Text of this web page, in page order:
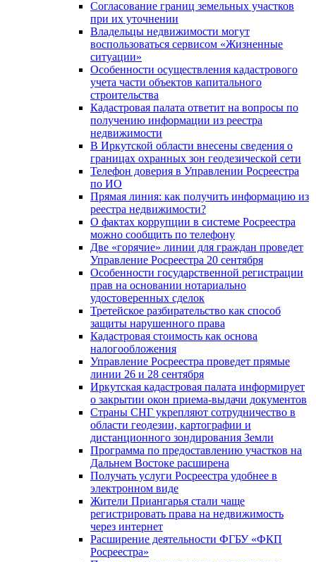
Согласование границ земельных участков
при их уточнении
Владельцы недвижимости могут
воспользоваться сервисом «Жизненные
ситуации»
Особенности осуществления кадастрового
учета части объектов капитального
строительства
Кадастровая палата ответит на вопросы по
получению информации из реестра
недвижимости
В Иркутской области внесены сведения о
границах охранных зон геодезической сети
Телефон доверия в Управлении Росреестра
по ИО
Прямая линия: как получить информацию из
реестра недвижимости?
О фактах коррупции в системе Росреестра
можно сообщить по телефону
Две «горячие» линии для граждан проведет
Управление Росреестра 20 сентября
Особенности государственной регистрации
прав на основании нотариально
удостоверенных сделок
Третейское разбирательство как способ
защиты нарушенного права
Кадастровая стоимость как основа
налогообложения
Управление Росреестра проведет прямые
линии 26 и 28 сентября
Иркутская кадастровая палата информирует
о закрытии окон приема-выдачи документов
Страны СНГ укрепляют сотрудничество в
области геодезии, картографии и
дистанционного зондирования Земли
Программа по предоставлению участков на
Дальнем Востоке расширена
Получать услуги Росреестра удобнее в
электронном виде
Жители Приангарья стали чаще
регистрировать права на недвижимость
через интернет
Расширение деятельности ФГБУ «ФКП
Росреестра»